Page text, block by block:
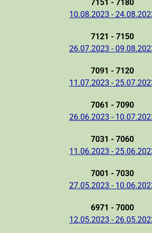
7151 - 7180
10.08.2023 -
7121 - 7150
26.07.2023 -
7091 - 7120
11.07.2023 -
7061 - 7090
26.06.2023 -
7031 - 7060
11.06.2023 -
7001 - 7030
27.05.2023 -
6971 - 7000
12.05.2023 -